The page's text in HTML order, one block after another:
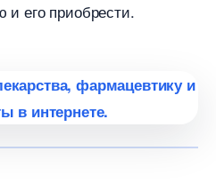
его приобрести.